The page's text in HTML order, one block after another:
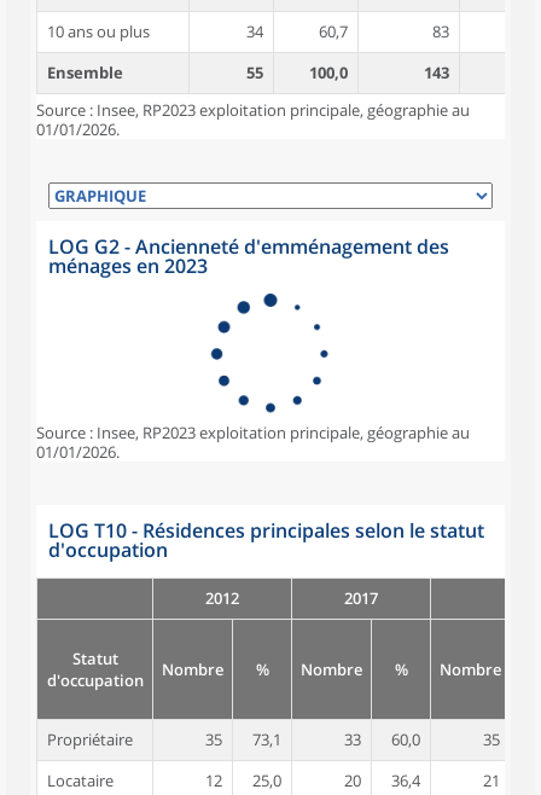
10 ans ou plus
34 60,7 83
Ensemble
55 100,0 143
Source : Insee, RP2023 exploitation principale, géographie au
01/01/2026.
LOG G2 - Ancienneté d'emménagement des
ménages en 2023
Source : Insee, RP2023 exploitation principale, géographie au
01/01/2026.
LOG T10 - Résidences principales selon le statut
d'occupation
2012 2017
Statut
d'occupation
Nombre % Nombre % Nombre
Propriétaire 35 73,1 33 60,0 35
Locataire
12 25,0 20 36,4 21